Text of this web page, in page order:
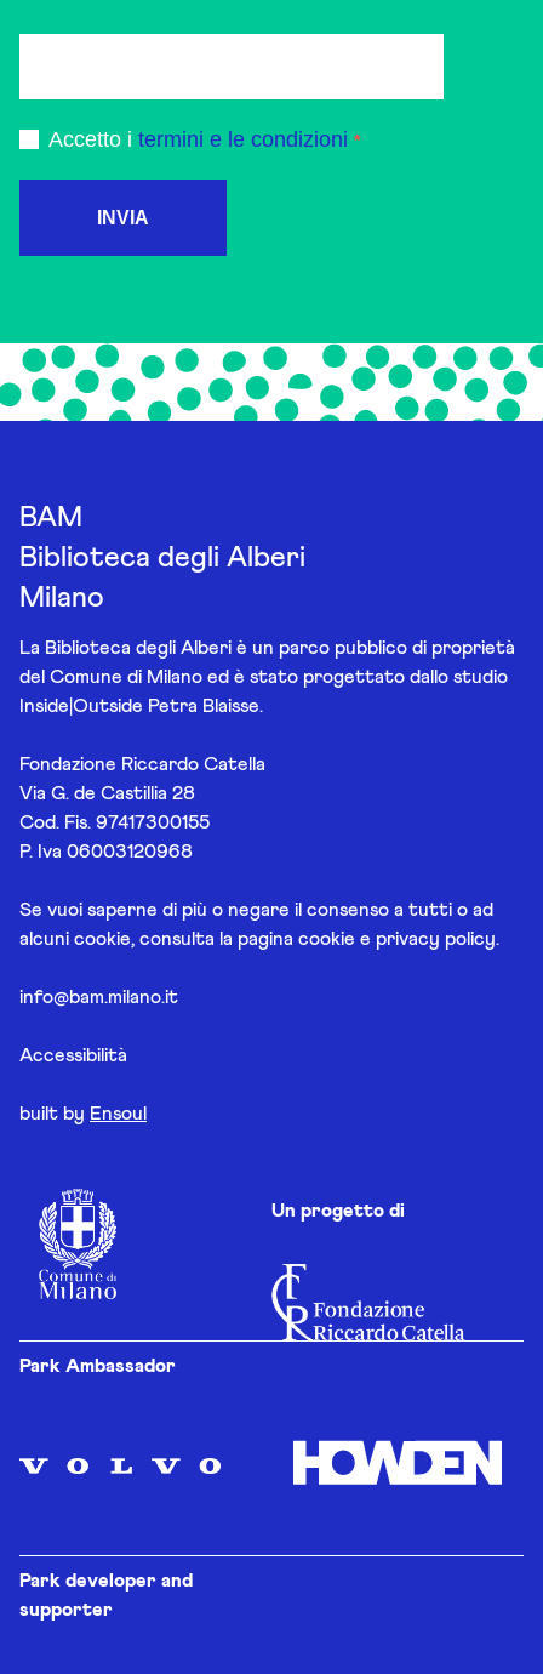
Accetto i termini e le condizioni
INVIA
BAM
Biblioteca degli Alberi
Milano
La Biblioteca degli Alberi è un parco pubblico di proprietà
del Comune di Milano ed è stato progettato dallo studio
Inside|Outside Petra Blaisse.
Fondazione Riccardo Catella
Via G. de Castillia 28
Cod. Fis. 97417300155
P. Iva 06003120968
Se vuoi saperne di più o negare il consenso a tutti o ad
alcuni cookie, consulta la pagina cookie e privacy policy.
info@bam.milano.it
Accessibilità
built by Ensoul
Un progetto di
Park Ambassador
Park developer and
supporter